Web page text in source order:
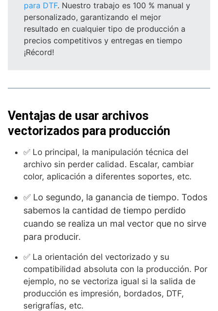
para DTF. Nuestro trabajo es 100 % manual y
personalizado, garantizando el mejor
resultado en cualquier tipo de producción a
precios competitivos y entregas en tiempo
¡Récord!
Ventajas de usar archivos
vectorizados para producción
✅ Lo principal, la manipulación técnica del
archivo sin perder calidad. Escalar, cambiar
color, aplicación a diferentes soportes, etc.
✅ Lo segundo, la ganancia de tiempo. Todos
sabemos la cantidad de tiempo perdido
cuando se realiza un mal vector que no sirve
para producir.
✅ La orientación del vectorizado y su
compatibilidad absoluta con la producción. Por
ejemplo, no se vectoriza igual si la salida de
producción es impresión, bordados, DTF,
serigrafías, etc.